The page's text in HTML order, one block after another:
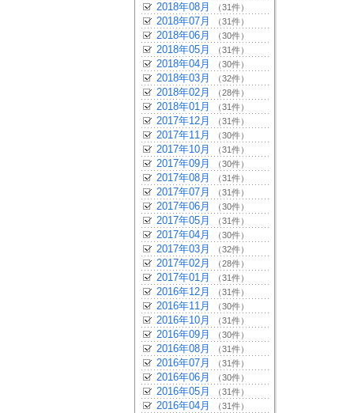
2018年08月 （31件）
2018年07月 （31件）
2018年06月 （30件）
2018年05月 （31件）
2018年04月 （30件）
2018年03月 （32件）
2018年02月 （28件）
2018年01月 （31件）
2017年12月 （31件）
2017年11月 （30件）
2017年10月 （31件）
2017年09月 （30件）
2017年08月 （31件）
2017年07月 （31件）
2017年06月 （30件）
2017年05月 （31件）
2017年04月 （30件）
2017年03月 （32件）
2017年02月 （28件）
2017年01月 （31件）
2016年12月 （31件）
2016年11月 （30件）
2016年10月 （31件）
2016年09月 （30件）
2016年08月 （31件）
2016年07月 （31件）
2016年06月 （30件）
2016年05月 （31件）
2016年04月 （31件）